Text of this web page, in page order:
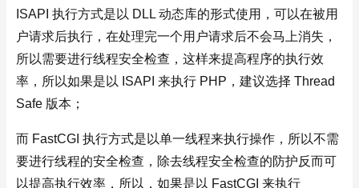
ISAPI 执行方式是以 DLL 动态库的形式使用，可以在被用
户请求后执行，在处理完一个用户请求后不会马上消失，
所以需要进行线程安全检查，这样来提高程序的执行效
率，所以如果是以 ISAPI 来执行 PHP，建议选择 Thread
Safe 版本；
而 FastCGI 执行方式是以单一线程来执行操作，所以不需
要进行线程的安全检查，除去线程安全检查的防护反而可
以提高执行效率，所以，如果是以 FastCGI 来执行